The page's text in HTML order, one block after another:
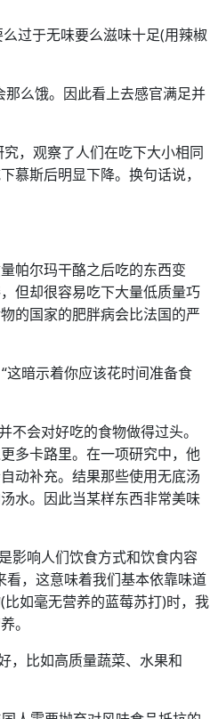
过于无味要么滋味十足(用辣椒
么饿。因此看上去感官满足并
，观察了人们在吃下大小相同
慕斯后明显下降。换句话说，
帕尔玛干酪之后吃的东西变
但却很容易吃下大量低质量巧
的国家的肥胖病会比法国的严
暗示着你应该花时间准备食
会对好吃的食物做得过头。
多卡路里。在一项研究中，他
动补充。结果那些使用无底汤
水。因此当某样东西非常美味
影响人们饮食方式和饮食内容
，这意味着我们基本依靠味道
如毫无营养的蓝莓苏打)时，我
。
，比如高质量蔬菜、水果和